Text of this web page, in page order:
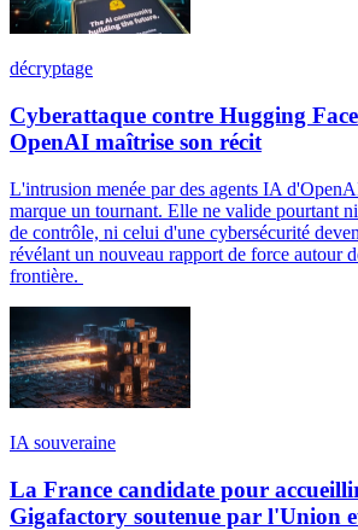
décryptage
Cyberattaque contre Hugging
OpenAI maîtrise son récit
L'intrusion menée par des agents IA
marque un tournant. Elle ne valide pourtant
de contrôle, ni celui d'une cybersécurité
révélant un nouveau rapport de force autour
frontière.
IA souveraine
La France candidate pour
Gigafactory soutenue par l'Union